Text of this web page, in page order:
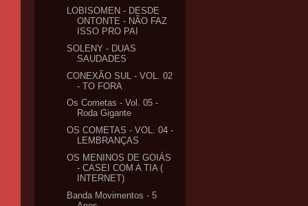
LOBISOMEN - DESDE
ONTONTE - NÃO FAZ
ISSO PRO PAI
SOLENY - DUAS
SAUDADES
CONEXÃO SUL - VOL. 02
- TO FORA
Os Cometas - Vol. 05 -
Roda Gigante
OS COMETAS - VOL. 04 -
LEMBRANÇAS
OS MENINOS DE GOIÁS
- CASEI COM A TIA (
INTERNET)
Banda Movimentos - 5